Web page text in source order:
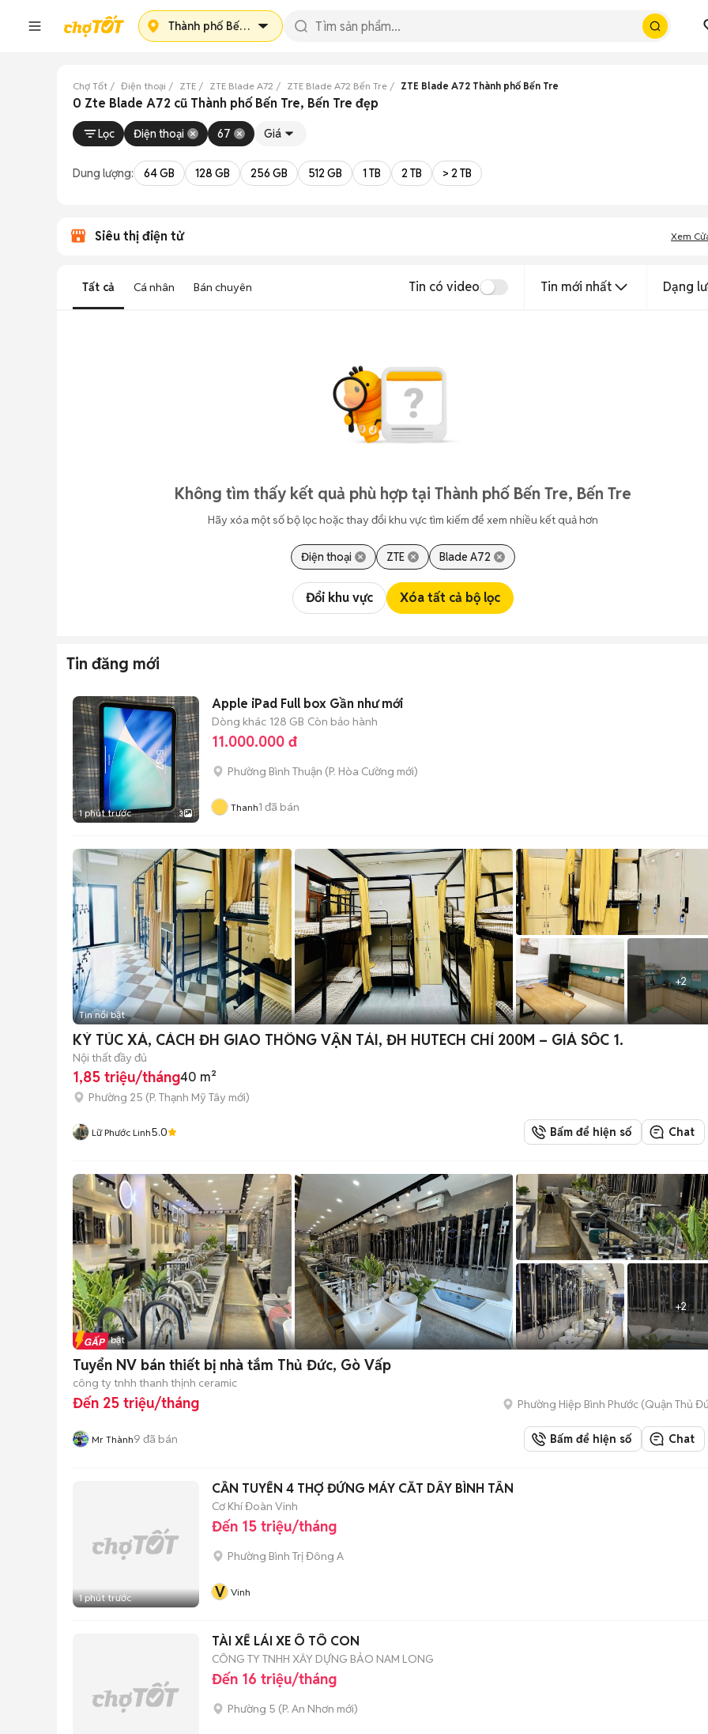
Thành phố Bến Tre
Chợ Tốt Điện thoại ZTE ZTE Blade A72 ZTE Blade A72 Bến Tre ZTE Blade A72 Thành phố Bến Tre
0 Zte Blade A72 cũ Thành phố Bến Tre, Bến Tre đẹp
Lọc Điện thoại 67 Giá
Dung lượng: 64 GB 128 GB 256 GB 512 GB 1 TB 2 TB > 2 TB
Siêu thị điện tử Xem
Tất cả Cá nhân Bán chuyên Tin có video Tin mới nhất Dạng
Không tìm thấy kết quả phù hợp tại Thành phố Bến Tre, Bến Tre
Hãy xóa một số bộ lọc hoặc thay đổi khu vực tìm kiếm để xem nhiều kết quả hơn
Điện thoại ZTE Blade A72
Đổi khu vực Xóa tất cả bộ lọc
Tin đăng mới
1 phút trước 3
Apple iPad Full box Gần như mới
Dòng khác 128 GB Còn bảo hành
11.000.000 đ
Phường Bình Thuận (P. Hòa Cường mới)
Thanh1 đã bán
+2
Tin nổi bật
KÝ TÚC XÁ, CÁCH ĐH GIAO THÔNG VẬN TẢI, ĐH HUTECH CHỈ 200M – GIÁ SỐC 1.
Nội thất đầy đủ
1,85 triệu/tháng40 m²
Phường 25 (P. Thạnh Mỹ Tây mới)
Lữ Phước Linh5.0 Bấm để hiện số Chat
+2
Tin nổi bật
Tuyển NV bán thiết bị nhà tắm Thủ Đức, Gò Vấp
công ty tnhh thanh thịnh ceramic
Đến 25 triệu/tháng Phường Hiệp Bình Phước (Quận Thủ
Mr Thành9 đã bán Bấm để hiện số Chat
1 phút trước
CẦN TUYỂN 4 THỢ ĐỨNG MÁY CẮT DÂY BÌNH TÂN
Cơ Khí Đoàn Vinh
Đến 15 triệu/tháng
Phường Bình Trị Đông A
V Vinh
TÀI XẾ LÁI XE Ô TÔ CON
CÔNG TY TNHH XÂY DỰNG BẢO NAM LONG
Đến 16 triệu/tháng
Phường 5 (P. An Nhơn mới)